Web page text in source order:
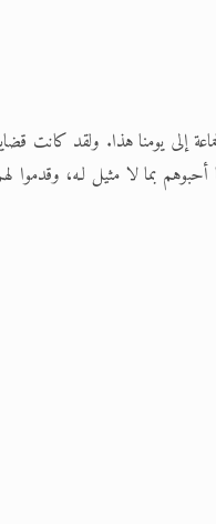
أيده الله
الإسلام اضغط هنا
إلى يومنا هذا. ولقد كانت
أحبوهم بما لا مثيل لـه،